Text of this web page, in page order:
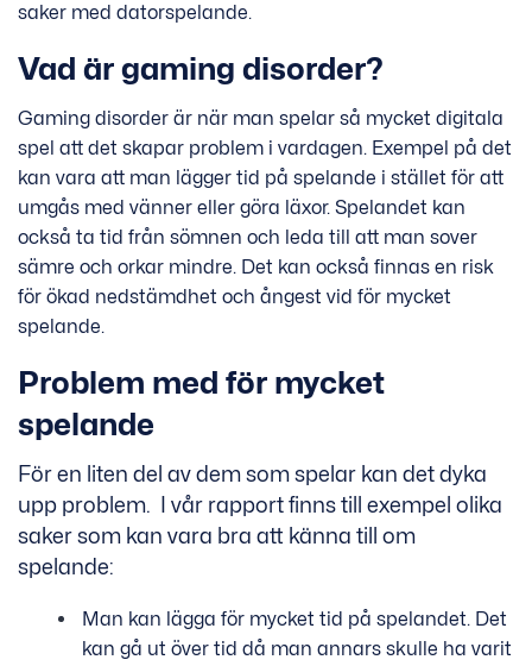
saker med datorspelande.
Vad är gaming disorder?
Gaming disorder är när man spelar så mycket digitala
spel att det skapar problem i vardagen. Exempel på det
kan vara att man lägger tid på spelande i stället för att
umgås med vänner eller göra läxor. Spelandet kan
också ta tid från sömnen och leda till att man sover
sämre och orkar mindre. Det kan också finnas en risk
för ökad nedstämdhet och ångest vid för mycket
spelande.
Problem med för mycket
spelande
För en liten del av dem som spelar kan det dyka
upp problem. I vår rapport finns till exempel olika
saker som kan vara bra att känna till om
spelande:
Man kan lägga för mycket tid på spelandet. Det
kan gå ut över tid då man annars skulle ha varit